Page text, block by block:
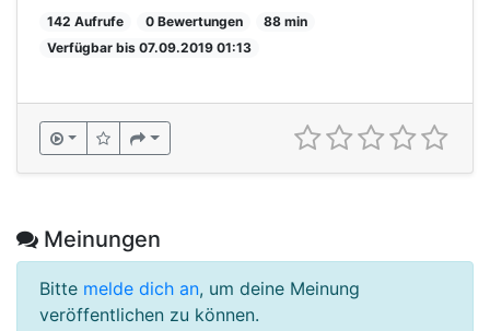
142 Aufrufe 0 Bewertungen
88 min
Verfügbar bis 07.09.2019 01:13
Meinungen
Bitte melde dich an, um deine Meinung
veröffentlichen zu können.